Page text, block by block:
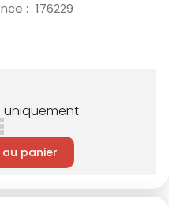
: 176229
uniquement
panier